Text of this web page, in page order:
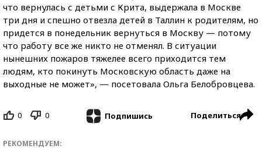
что вернулась с детьми с Крита, выдержала в Москве
три дня и спешно отвезла детей в Таллин к родителям, но
придется в понедельник вернуться в Москву — потому
что работу все же никто не отменял. В ситуации
нынешних пожаров тяжелее всего приходится тем
людям, кто покинуть Московскую область даже на
выходные не может», — посетовала Ольга Белобровцева.
0 0 Подпишись Поделиться
РЕКОМЕНДУЕМ: